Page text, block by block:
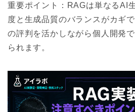
重要ポイント：RAGは単なるAI
度と生成品質のバランスがカギ
の評判を活かしながら個人開発
られます。